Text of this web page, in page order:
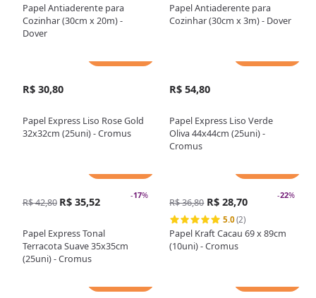
Papel Antiaderente para
Cozinhar (30cm x 20m) -
Dover
Papel Antiaderente para
Cozinhar (30cm x 3m) - Dover
R$ 30,80
Papel Express Liso Rose Gold
32x32cm (25uni) - Cromus
R$ 54,80
Papel Express Liso Verde
Oliva 44x44cm (25uni) -
Cromus
-17%
R$ 42,80 R$ 35,52
Papel Express Tonal
Terracota Suave 35x35cm
(25uni) - Cromus
-22%
R$ 36,80 R$ 28,70
5.0(2)
Papel Kraft Cacau 69 x 89cm
(10uni) - Cromus